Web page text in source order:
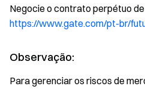
Negocie o contrato perpétuo de
https://www.gate.com/pt-br/
Observação:
Para gerenciar os riscos de